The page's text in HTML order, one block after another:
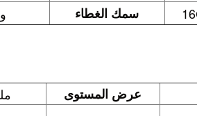
سمك الغطاء
عرض المستوى